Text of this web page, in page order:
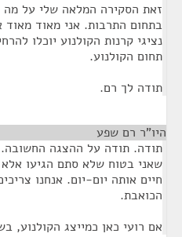
זאת הסקירה המלאה שלי על מה
בתחום התרבות. אני מאוד
נציגי קרנות הקולנוע יוכלו
תחום הקולנוע.
תודה לך רם.
היו"ר רם שפע
תודה. תודה על ההצגה
שאני בטוח שלא סתם הגיעו
חיים אותה יום-יום. אנחנו
הכואבת.
אם רועי כאן כמייצג הקולנוע,